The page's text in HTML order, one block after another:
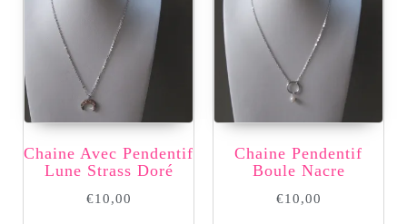
Chaine Avec Pendentif
Lune Strass Doré
€10,00
Chaine Pendentif
Boule Nacre
€10,00